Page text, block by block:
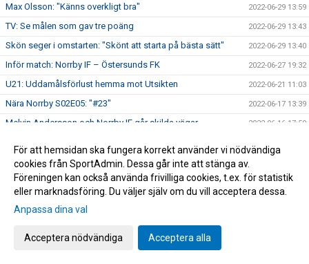
Max Olsson: "Känns overkligt bra" 2022-06-29 13:59
TV: Se målen som gav tre poäng 2022-06-29 13:43
Skön seger i omstarten: "Skönt att starta på bästa sätt" 2022-06-29 13:40
Inför match: Norrby IF – Östersunds FK 2022-06-27 19:32
U21: Uddamålsförlust hemma mot Utsikten 2022-06-21 11:03
Nära Norrby S02E05: "#23" 2022-06-17 13:39
Melvin Andersson och Norrby IF går skilda vägar 2022-06-16 17:59
Anton Cajtoft förlänger med Norrby: "Trivs väldigt bra här"
Bilder från träningsveckan 2022-06-10 09:20
Inga poäng när Norrby avslutade vårsäsongen
Inför match: IK Brage – Norrby IF
För att hemsidan ska fungera korrekt använder vi nödvändiga
cookies från SportAdmin. Dessa går inte att stänga av.
Föreningen kan också använda frivilliga cookies, t.ex. för statistik
eller marknadsföring. Du väljer själv om du vill acceptera dessa.
Anpassa dina val
Acceptera nödvändiga Acceptera alla